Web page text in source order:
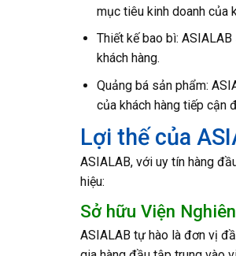
mục tiêu kinh doanh của
Thiết kế bao bì:
khách hàng.
Quảng bá sản phẩm:
của khách hàng tiếp cận
Lợi thế của
ASIALAB, với uy tín hàng
hiệu:
Sở hữu Viện
ASIALAB tự hào là đơn vị